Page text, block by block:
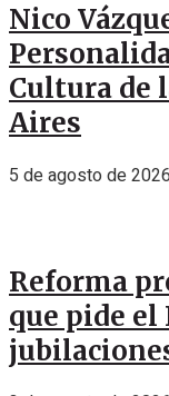
Nico
Cultura de
Aires
5 de agosto de 2026
Reforma
que pide el